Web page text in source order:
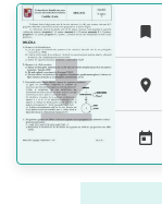



